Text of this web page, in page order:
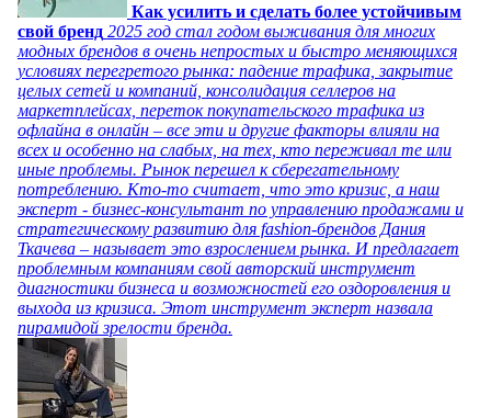
Как усилить и сделать более устойчивым
свой бренд 2025 год стал годом выживания для многих
модных брендов в очень непростых и быстро меняющихся
условиях перегретого рынка: падение трафика, закрытие
целых сетей и компаний, консолидация селлеров на
маркетплейсах, переток покупательского трафика из
офлайна в онлайн – все эти и другие факторы влияли на
всех и особенно на слабых, на тех, кто переживал те или
иные проблемы. Рынок перешел к сберегательному
потреблению. Кто-то считает, что это кризис, а наш
эксперт - бизнес-консультант по управлению продажами и
стратегическому развитию для fashion-брендов Дания
Ткачева – называет это взрослением рынка. И предлагает
проблемным компаниям свой авторский инструмент
диагностики бизнеса и возможностей его оздоровления и
выхода из кризиса. Этот инструмент эксперт назвала
пирамидой зрелости бренда.